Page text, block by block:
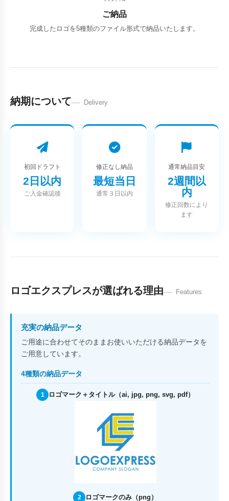
ご納品
完成したロゴを5種類のファイル形式で納品いたします。
納期について Delivery
初回ドラフト
2日以内
ご入金確認後
修正なし納品
最短当日
通常３日以内
通常納品目安
2週間以
内
修正回数により
ます
ロゴエクスプレスが選ばれる理由 Features
充実の納品データ
ご用途に合わせてそのままお使いいただける納品データを
ご用意しています。
4種類の納品データ
1 ロゴマーク＋タイトル（ai, jpg, png, svg, pdf）
2 ロゴマークのみ（png）